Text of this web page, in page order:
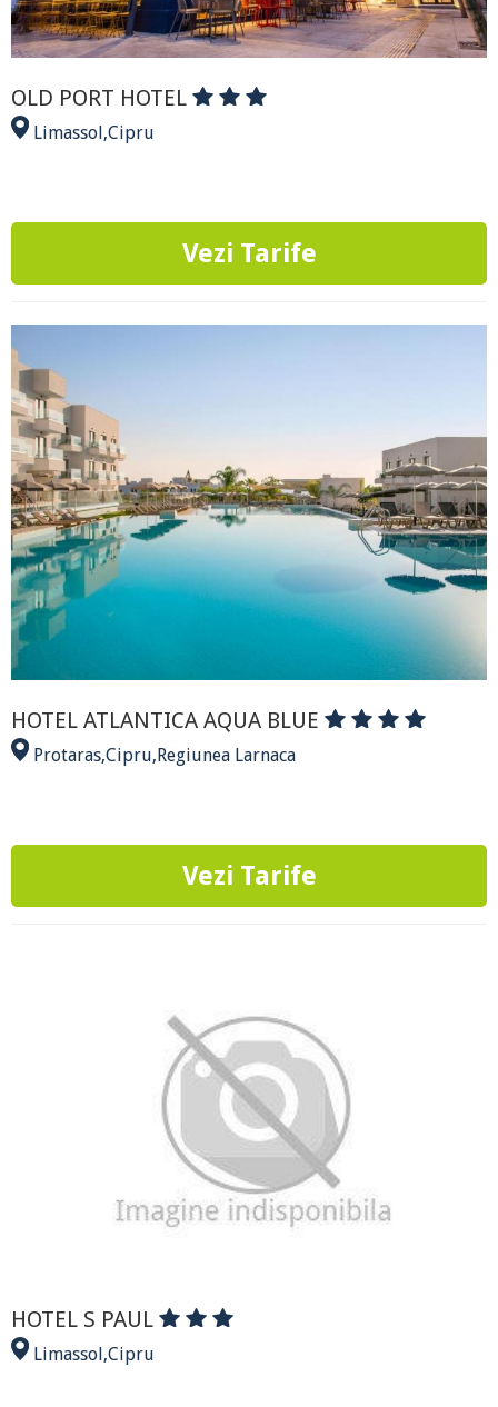
OLD PORT HOTEL
Limassol ,Cipru
Vezi Tarife
HOTEL ATLANTICA AQUA BLUE
Protaras,Cipru,Regiunea Larnaca
Vezi Tarife
HOTEL S PAUL
Limassol ,Cipru